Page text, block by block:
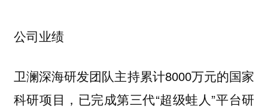
公司业绩
卫澜深海研发团队主持累计8000万元的国家
科研项目，已完成第三代“超级蛙人”平台研